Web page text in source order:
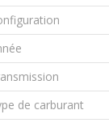
de carburant